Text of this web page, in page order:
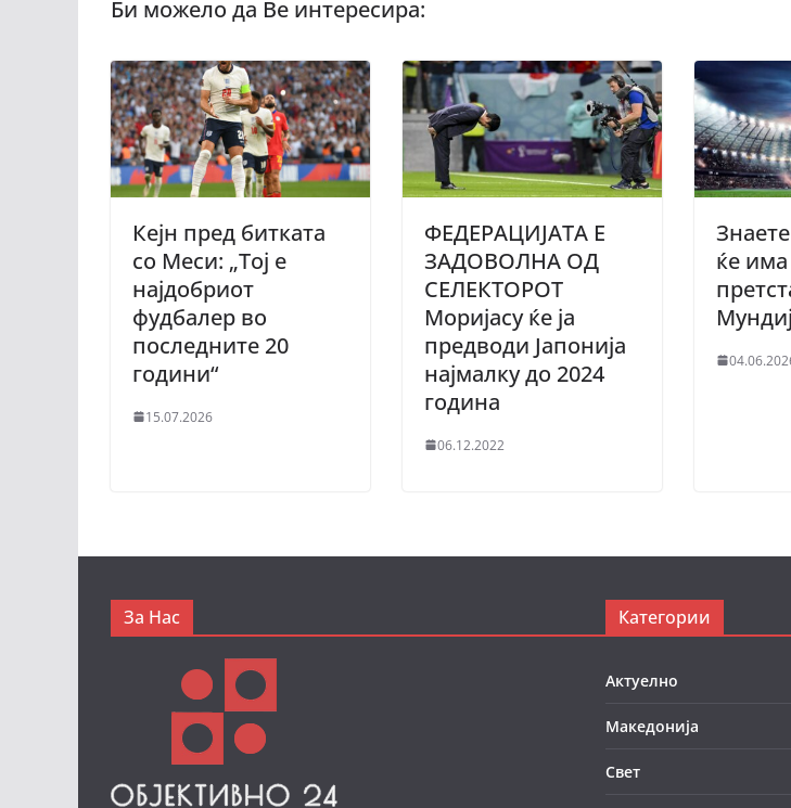
Кејн пред битката
со Меси: „Тој е
најдобриот
фудбалер во
последните 20
години“
15.07.2026
ФЕДЕРАЦИЈАТА Е
ЗАДОВОЛНА ОД
СЕЛЕКТОРОТ
Моријасу ќе ја
предводи Јапонија
најмалку до 2024
година
06.12.2022
ќе
За Нас Категории
Актуелно
Македонија
Свет